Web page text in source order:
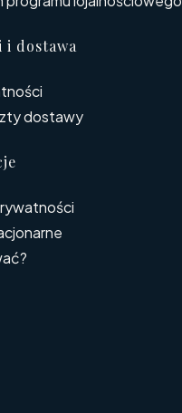
i dostawa
dostawy